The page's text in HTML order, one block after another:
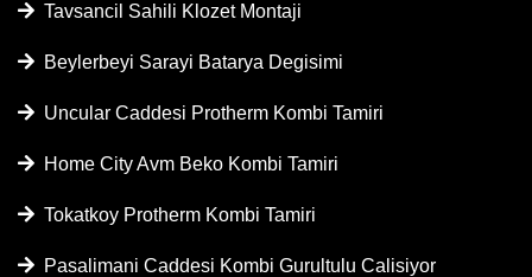
Tavsancil Sahili Klozet Montaji
Beylerbeyi Sarayi Batarya Degisimi
Uncular Caddesi Protherm Kombi Tamiri
Home City Avm Beko Kombi Tamiri
Tokatkoy Protherm Kombi Tamiri
Pasalimani Caddesi Kombi Gurultulu Calisiyor